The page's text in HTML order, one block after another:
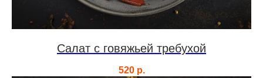
Салат с говяжьей требухой
520 р.